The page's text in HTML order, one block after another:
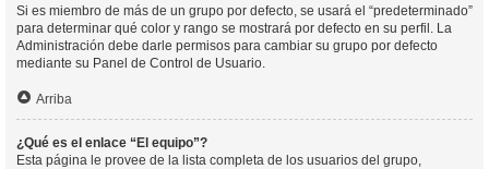
Si es miembro de más de un grupo por defecto, se usará el “predeterminado”
para determinar qué color y rango se mostrará por defecto en su perfil. La
Administración debe darle permisos para cambiar su grupo por defecto
mediante su Panel de Control de Usuario.
Arriba
¿Qué es el enlace “El equipo”?
Esta página le provee de la lista completa de los usuarios del grupo,